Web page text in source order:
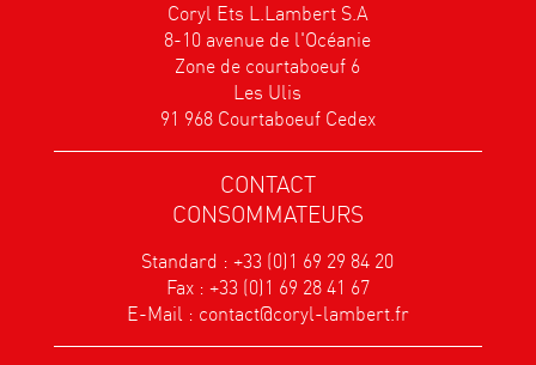
Coryl Ets L.Lambert S.A
8-10 avenue de l'Océanie
Zone de courtaboeuf 6
Les Ulis
91 968 Courtaboeuf Cedex
CONTACT
CONSOMMATEURS
Standard :+33 (0)1 69 29 84 20
Fax : +33 (0)1 69 28 41 67
E-Mail : contact@coryl-lambert.fr